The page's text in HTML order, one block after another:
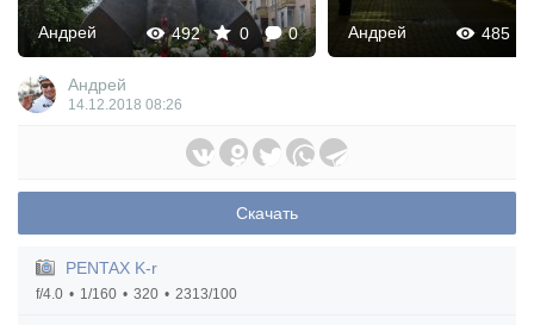
492 0 0
Андрей 485
Андрей
Андрей
14.12.2018 08:26
Скачать
PENTAX K-r
f/4.0 1/160 320 2313/100